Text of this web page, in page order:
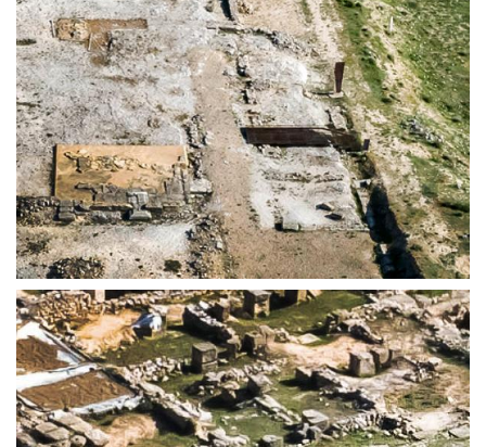
CARDO MÁXIMUS | ERCÁVICA